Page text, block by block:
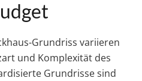
Grundriss variieren
und Komplexität des
Grundrisse sind